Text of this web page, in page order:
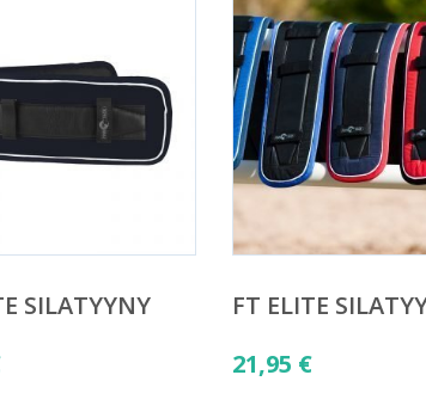
SILATYYNY
FT ELITE
21,95 €